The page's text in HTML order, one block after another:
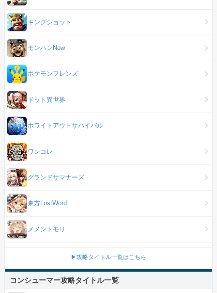
キングショット
モンハンNow
ポケモンフレンズ
ドット異世界
ホワイトアウトサバイバル
ワンコレ
グランドサマナーズ
東方LostWord
メメントモリ
▶攻略タイトル一覧はこちら
コンシューマー攻略タイトル一覧